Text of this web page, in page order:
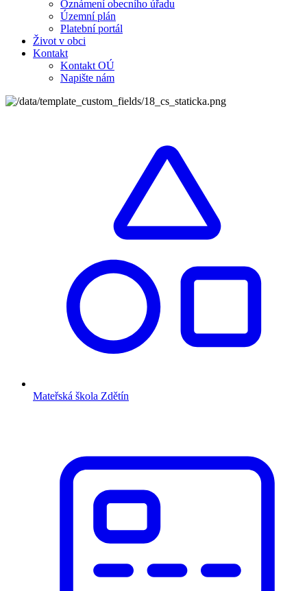
Oznámení obecního úřadu
Územní plán
Platební portál
Život v obci
Kontakt
Kontakt OÚ
Napište nám
Mateřská škola Zdětín